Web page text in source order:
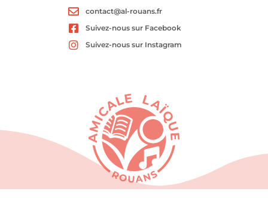
contact@al-rouans.fr
Suivez-nous sur Facebook
Suivez-nous sur Instagram